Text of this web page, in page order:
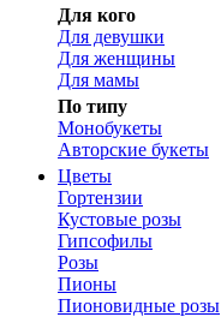
Для кого
Для девушки
Для женщины
Для мамы
По типу
Монобукеты
Авторские букеты
Цветы
Гортензии
Кустовые розы
Гипсофилы
Розы
Пионы
Пионовидные розы